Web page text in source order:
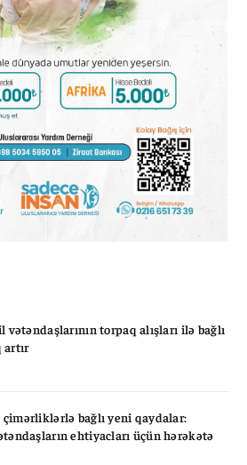
torpaq alışları ilə bağlı
artır
bağlı yeni qaydalar:
ehtiyacları üçün hərəkətə